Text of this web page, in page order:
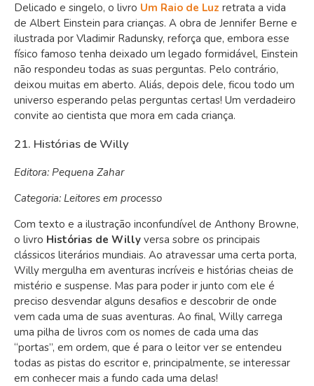
Delicado e singelo, o livro Um Raio de Luz retrata a vida
de Albert Einstein para crianças. A obra de Jennifer Berne e
ilustrada por Vladimir Radunsky, reforça que, embora esse
físico famoso tenha deixado um legado formidável, Einstein
não respondeu todas as suas perguntas. Pelo contrário,
deixou muitas em aberto. Aliás, depois dele, ficou todo um
universo esperando pelas perguntas certas! Um verdadeiro
convite ao cientista que mora em cada criança.
21. Histórias de Willy
Editora: Pequena Zahar
Categoria: Leitores em processo
Com texto e a ilustração inconfundível de Anthony Browne,
o livro Histórias de Willy versa sobre os principais
clássicos literários mundiais. Ao atravessar uma certa porta,
Willy mergulha em aventuras incríveis e histórias cheias de
mistério e suspense. Mas para poder ir junto com ele é
preciso desvendar alguns desafios e descobrir de onde
vem cada uma de suas aventuras. Ao final, Willy carrega
uma pilha de livros com os nomes de cada uma das
“portas”, em ordem, que é para o leitor ver se entendeu
todas as pistas do escritor e, principalmente, se interessar
em conhecer mais a fundo cada uma delas!